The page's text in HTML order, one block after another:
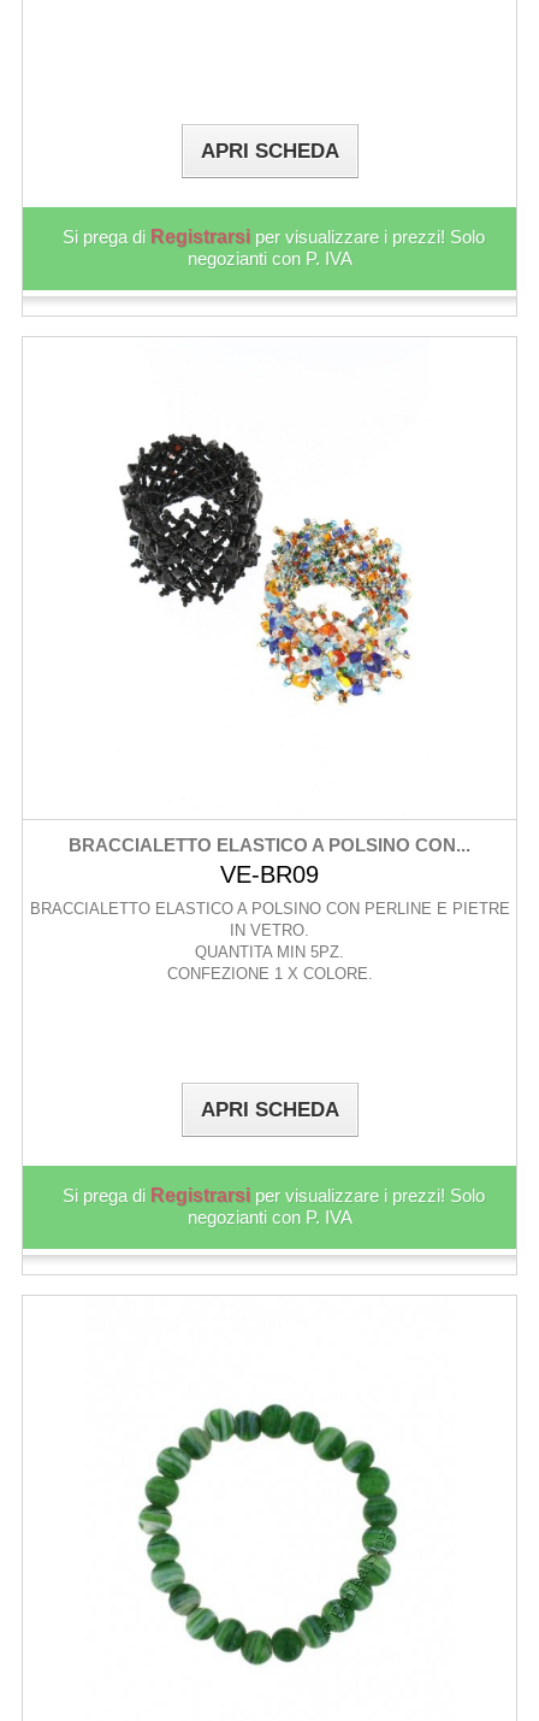
APRI SCHEDA
Si prega di Registrarsi per visualizzare i prezzi! Solo
negozianti con P. IVA
BRACCIALETTO ELASTICO A POLSINO CON...
VE-BR09
BRACCIALETTO ELASTICO A POLSINO CON PERLINE E PIETRE
IN VETRO.
QUANTITA MIN 5PZ.
CONFEZIONE 1 X COLORE.
APRI SCHEDA
Si prega di Registrarsi per visualizzare i prezzi! Solo
negozianti con P. IVA